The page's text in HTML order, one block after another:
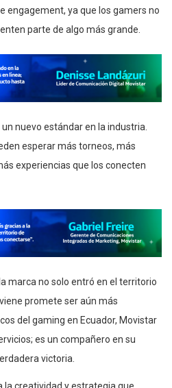
engagement, ya que los gamers no
parte de algo más grande.
nuevo estándar en la industria.
esperar más torneos, más
experiencias que los conecten
marca no solo entró en el territorio
promete ser aún más
del gaming en Ecuador, Movistar
es un compañero en su
victoria.